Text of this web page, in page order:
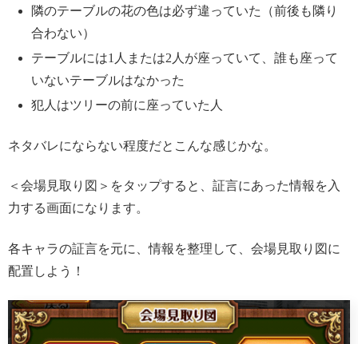
隣のテーブルの花の色は必ず違っていた（前後も隣り
合わない）
テーブルには1人または2人が座っていて、誰も座って
いないテーブルはなかった
犯人はツリーの前に座っていた人
ネタバレにならない程度だとこんな感じかな。
＜会場見取り図＞をタップすると、証言にあった情報を入
力する画面になります。
各キャラの証言を元に、情報を整理して、会場見取り図に
配置しよう！